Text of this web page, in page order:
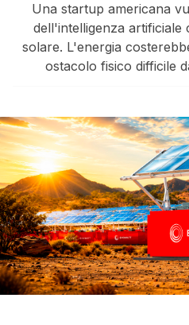
Una startup americana
dell'intelligenza
solare. L'energia
ostacolo fisico difficile